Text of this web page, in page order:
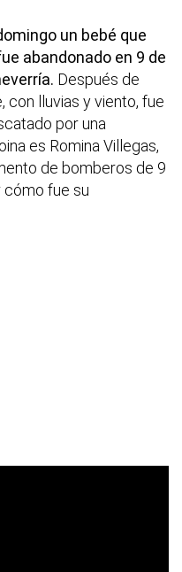
un bebé que
abandonado en 9 de
Después de
con lluvias y viento, fue
por una
es Romina Villegas,
de bomberos de 9
cómo fue su